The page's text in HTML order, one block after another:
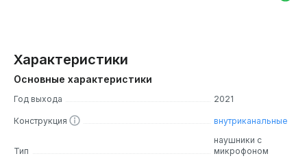
Характеристики
Основные характеристики
Год выхода 2021
Конструкция внутриканальные
Тип
наушники с
микрофоном